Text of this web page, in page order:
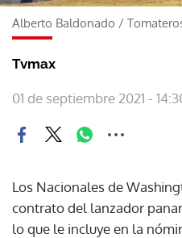
Alberto Baldonado /
Tvmax
01 de septiembre 2021 -
Los Nacionales de
contrato del lanzador
lo que le incluye en la